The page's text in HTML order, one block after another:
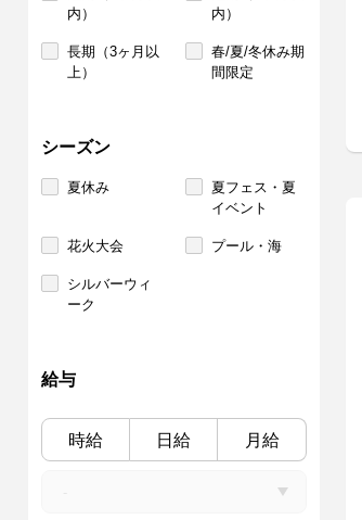
内）
内）
長期（3ヶ月以
上）
春/夏/冬休み期
間限定
シーズン
夏休み
夏フェス・夏
イベント
花火大会 プール・海
シルバーウィ
ーク
給与
時給 日給 月給